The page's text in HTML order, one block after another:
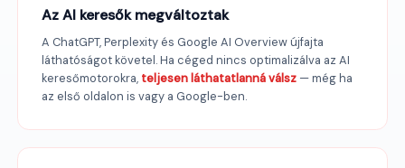
Az AI keresők megváltoztak
A ChatGPT, Perplexity és Google AI Overview újfajta
láthatóságot követel. Ha céged nincs optimalizálva az AI
keresőmotorokra, teljesen láthatatlanná válsz— még ha
az első oldalon is vagy a Google-ben.